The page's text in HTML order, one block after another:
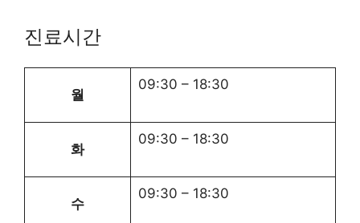
진료시간
월
09:30 – 18:30
화
09:30 – 18:30
수
09:30 – 18:30